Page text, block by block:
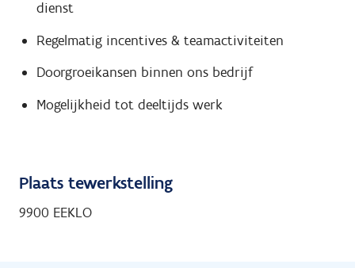
dienst
Regelmatig incentives & teamactiviteiten
Doorgroeikansen binnen ons bedrijf
Mogelijkheid tot deeltijds werk
Plaats tewerkstelling
9900 EEKLO